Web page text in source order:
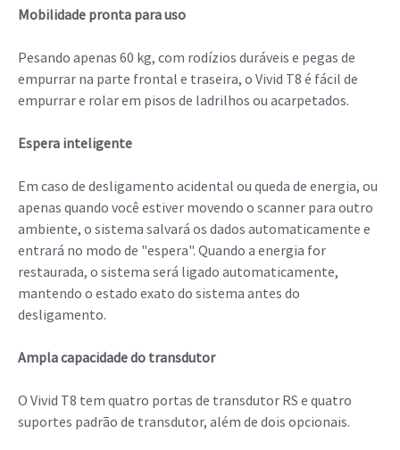
Mobilidade pronta para uso
Pesando apenas 60 kg, com rodízios duráveis e pegas de
empurrar na parte frontal e traseira, o Vivid T8 é fácil de
empurrar e rolar em pisos de ladrilhos ou acarpetados.
Espera inteligente
Em caso de desligamento acidental ou queda de energia, ou
apenas quando você estiver movendo o scanner para outro
ambiente, o sistema salvará os dados automaticamente e
entrará no modo de "espera". Quando a energia for
restaurada, o sistema será ligado automaticamente,
mantendo o estado exato do sistema antes do
desligamento.
Ampla capacidade do transdutor
O Vivid T8 tem quatro portas de transdutor RS e quatro
suportes padrão de transdutor, além de dois opcionais.